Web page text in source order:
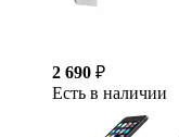
2 690 ₽
Есть в наличии